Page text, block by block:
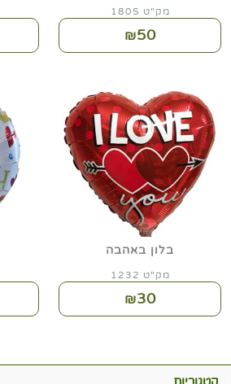
מק"ט 1805
₪50
בלון באהבה
מק"ט 1232
₪30